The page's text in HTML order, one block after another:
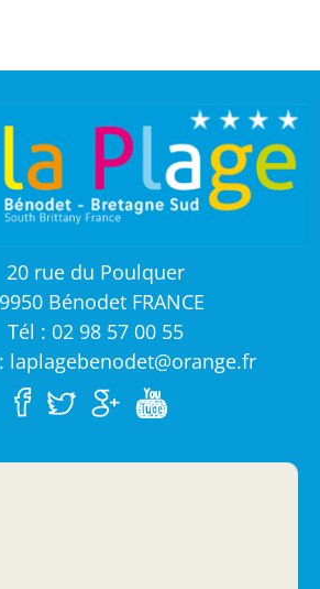
20 rue du Poulquer
Bénodet FRANCE
Tél : 02 98 57 00 55
laplagebenodet@orange.fr